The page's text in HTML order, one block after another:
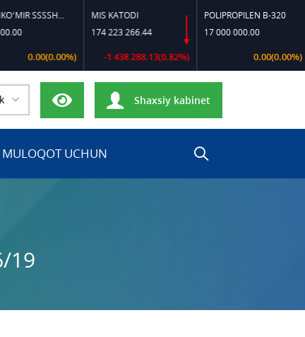
TOSHKO‘MIR SSSSH-13
0.00(0.00%)
MIS KATODI
174 223 266.44
-1 438 288.13(0.82%)
POLIPROPILEN B-320
17 000 000.00
0.00(0.00%)
Shaxsiy kabinet
MULOQOT UCHUN
19